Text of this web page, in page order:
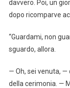
davvero. Poi, un
dopo ricomparve
“Guardami, non
sguardo, allora.
— Oh, sei venuta, —
della cerimonia. —